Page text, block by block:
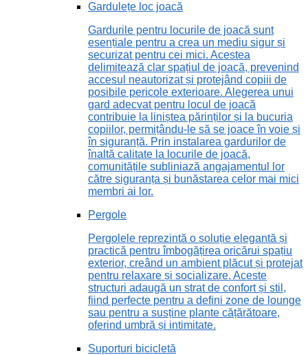
Gardulețe loc joacă
Gardurile pentru locurile de joacă sunt
esențiale pentru a crea un mediu sigur și
securizat pentru cei mici. Acestea
delimitează clar spațiul de joacă, prevenind
accesul neautorizat și protejând copiii de
posibile pericole exterioare. Alegerea unui
gard adecvat pentru locul de joacă
contribuie la liniștea părinților și la bucuria
copiilor, permițându-le să se joace în voie și
în siguranță. Prin instalarea gardurilor de
înaltă calitate la locurile de joacă,
comunitățile subliniază angajamentul lor
către siguranța și bunăstarea celor mai mici
membri ai lor.
Pergole
Pergolele reprezintă o soluție elegantă și
practică pentru îmbogățirea oricărui spațiu
exterior, creând un ambient plăcut și protejat
pentru relaxare și socializare. Aceste
structuri adaugă un strat de confort și stil,
fiind perfecte pentru a defini zone de lounge
sau pentru a susține plante cățărătoare,
oferind umbră și intimitate.
Suporturi bicicletă